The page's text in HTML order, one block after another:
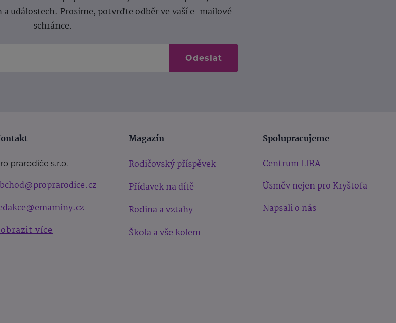
událostech. Prosíme, potvrďte odběr ve vaší e-mailové
schránce.
Odeslat
prarodiče s.r.o.
více
Magazín
Rodičovský příspěvek
Přídavek na dítě
Rodina a vztahy
Škola a vše kolem
Spolupracujeme
Centrum LIRA
Úsměv nejen pro Kryštofa
Napsali o nás